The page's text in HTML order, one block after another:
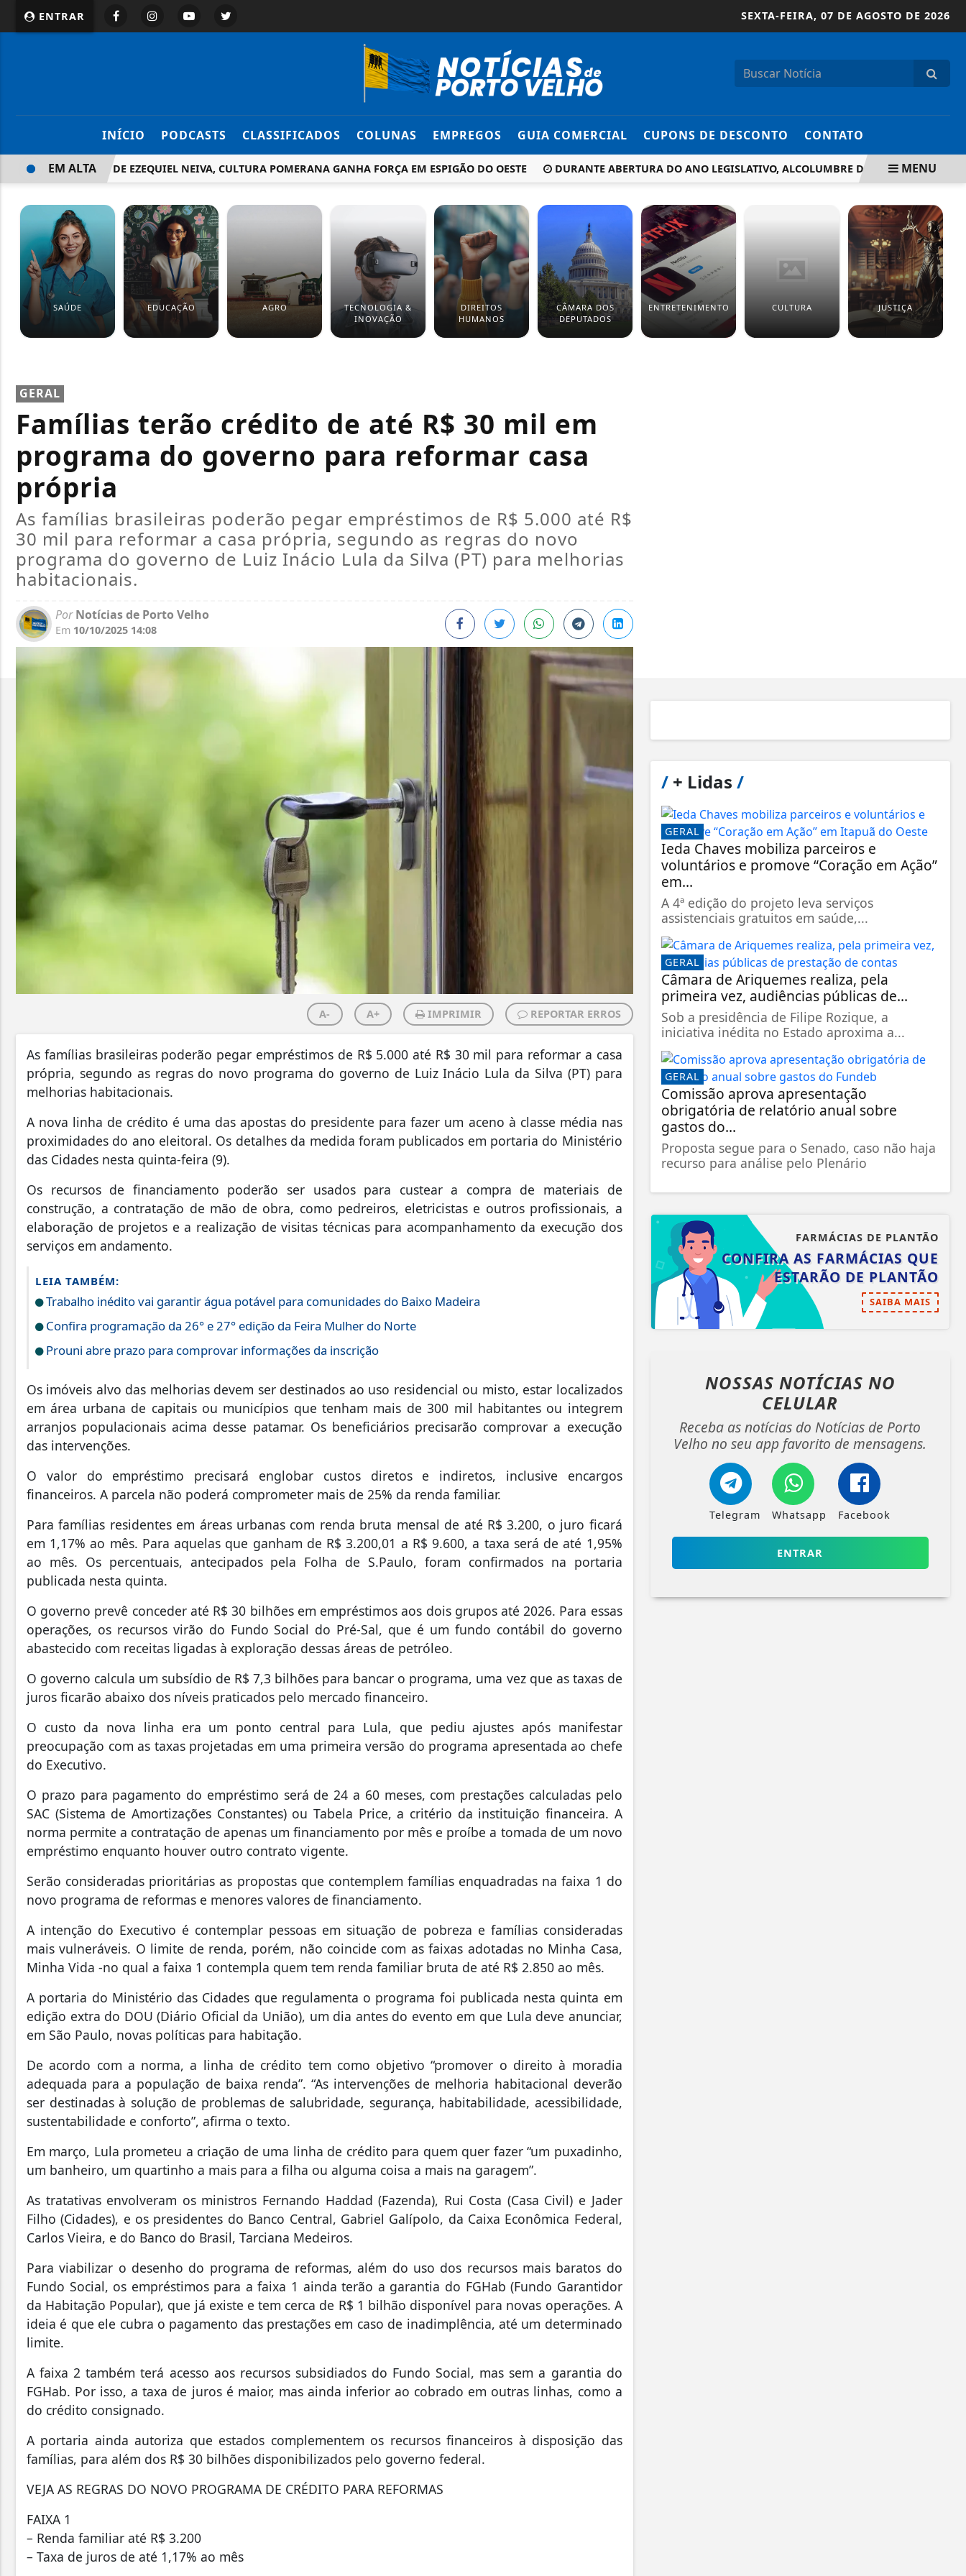
ENTRAR SEXTA-FEIRA, 07 DE AGOSTO DE 2026
INÍCIO PODCASTS CLASSIFICADOS COLUNAS EMPREGOS GUIA COMERCIAL CUPONS DE DESCONTO CONTATO
COM APOIO DE EZEQUIEL NEIVA, CULTURA POMERANA GANHA FORÇA EM ESPIGÃO DO OESTE DURANTE ABERTURA DO ANO LEGISLATIVO, ALCOLUMBRE DEFENDE DIÁLOGO E
EM ALTA MENU
SAÚDE EDUCAÇÃO AGRO
TECNOLOGIA &
INOVAÇÃO
DIREITOS
HUMANOS
CÂMARA DOS
DEPUTADOS
ENTRETENIMENTO CULTURA JUSTIÇA
GERAL
Famílias terão crédito de até R$ 30 mil em
programa do governo para reformar casa
própria
As famílias brasileiras poderão pegar empréstimos de R$ 5.000 até R$
30 mil para reformar a casa própria, segundo as regras do novo
programa do governo de Luiz Inácio Lula da Silva (PT) para melhorias
habitacionais.
PorNotícias de Porto Velho
Em 10/10/2025 14:08
A- A+ IMPRIMIR REPORTAR ERROS
As famílias brasileiras poderão pegar empréstimos de R$ 5.000 até R$ 30 mil para reformar a casa
própria, segundo as regras do novo programa do governo de Luiz Inácio Lula da Silva (PT) para
melhorias habitacionais.
A nova linha de crédito é uma das apostas do presidente para fazer um aceno à classe média nas
proximidades do ano eleitoral. Os detalhes da medida foram publicados em portaria do Ministério
das Cidades nesta quinta-feira (9).
Os recursos de financiamento poderão ser usados para custear a compra de materiais de
construção, a contratação de mão de obra, como pedreiros, eletricistas e outros profissionais, a
elaboração de projetos e a realização de visitas técnicas para acompanhamento da execução dos
serviços em andamento.
LEIA TAMBÉM:
Trabalho inédito vai garantir água potável para comunidades do Baixo Madeira
Confira programação da 26° e 27° edição da Feira Mulher do Norte
Prouni abre prazo para comprovar informações da inscrição
Os imóveis alvo das melhorias devem ser destinados ao uso residencial ou misto, estar localizados
em área urbana de capitais ou municípios que tenham mais de 300 mil habitantes ou integrem
arranjos populacionais acima desse patamar. Os beneficiários precisarão comprovar a execução
das intervenções.
O valor do empréstimo precisará englobar custos diretos e indiretos, inclusive encargos
financeiros. A parcela não poderá comprometer mais de 25% da renda familiar.
Para famílias residentes em áreas urbanas com renda bruta mensal de até R$ 3.200, o juro ficará
em 1,17% ao mês. Para aquelas que ganham de R$ 3.200,01 a R$ 9.600, a taxa será de até 1,95%
ao mês. Os percentuais, antecipados pela Folha de S.Paulo, foram confirmados na portaria
publicada nesta quinta.
O governo prevê conceder até R$ 30 bilhões em empréstimos aos dois grupos até 2026. Para essas
operações, os recursos virão do Fundo Social do Pré-Sal, que é um fundo contábil do governo
abastecido com receitas ligadas à exploração dessas áreas de petróleo.
O governo calcula um subsídio de R$ 7,3 bilhões para bancar o programa, uma vez que as taxas de
juros ficarão abaixo dos níveis praticados pelo mercado financeiro.
O custo da nova linha era um ponto central para Lula, que pediu ajustes após manifestar
preocupação com as taxas projetadas em uma primeira versão do programa apresentada ao chefe
do Executivo.
O prazo para pagamento do empréstimo será de 24 a 60 meses, com prestações calculadas pelo
SAC (Sistema de Amortizações Constantes) ou Tabela Price, a critério da instituição financeira. A
norma permite a contratação de apenas um financiamento por mês e proíbe a tomada de um novo
empréstimo enquanto houver outro contrato vigente.
Serão consideradas prioritárias as propostas que contemplem famílias enquadradas na faixa 1 do
novo programa de reformas e menores valores de financiamento.
A intenção do Executivo é contemplar pessoas em situação de pobreza e famílias consideradas
mais vulneráveis. O limite de renda, porém, não coincide com as faixas adotadas no Minha Casa,
Minha Vida -no qual a faixa 1 contempla quem tem renda familiar bruta de até R$ 2.850 ao mês.
A portaria do Ministério das Cidades que regulamenta o programa foi publicada nesta quinta em
edição extra do DOU (Diário Oficial da União), um dia antes do evento em que Lula deve anunciar,
em São Paulo, novas políticas para habitação.
De acordo com a norma, a linha de crédito tem como objetivo “promover o direito à moradia
adequada para a população de baixa renda”. “As intervenções de melhoria habitacional deverão
ser destinadas à solução de problemas de salubridade, segurança, habitabilidade, acessibilidade,
sustentabilidade e conforto”, afirma o texto.
Em março, Lula prometeu a criação de uma linha de crédito para quem quer fazer “um puxadinho,
um banheiro, um quartinho a mais para a filha ou alguma coisa a mais na garagem”.
As tratativas envolveram os ministros Fernando Haddad (Fazenda), Rui Costa (Casa Civil) e Jader
Filho (Cidades), e os presidentes do Banco Central, Gabriel Galípolo, da Caixa Econômica Federal,
Carlos Vieira, e do Banco do Brasil, Tarciana Medeiros.
Para viabilizar o desenho do programa de reformas, além do uso dos recursos mais baratos do
Fundo Social, os empréstimos para a faixa 1 ainda terão a garantia do FGHab (Fundo Garantidor
da Habitação Popular), que já existe e tem cerca de R$ 1 bilhão disponível para novas operações. A
ideia é que ele cubra o pagamento das prestações em caso de inadimplência, até um determinado
limite.
A faixa 2 também terá acesso aos recursos subsidiados do Fundo Social, mas sem a garantia do
FGHab. Por isso, a taxa de juros é maior, mas ainda inferior ao cobrado em outras linhas, como a
do crédito consignado.
A portaria ainda autoriza que estados complementem os recursos financeiros à disposição das
famílias, para além dos R$ 30 bilhões disponibilizados pelo governo federal.
VEJA AS REGRAS DO NOVO PROGRAMA DE CRÉDITO PARA REFORMAS
FAIXA 1
– Renda familiar até R$ 3.200
– Taxa de juros de até 1,17% ao mês
/+ Lidas /
GERAL
Ieda Chaves mobiliza parceiros e
voluntários e promove “Coração em Ação”
em...
A 4ª edição do projeto leva serviços
assistenciais gratuitos em saúde,...
GERAL
Câmara de Ariquemes realiza, pela
primeira vez, audiências públicas de...
Sob a presidência de Filipe Rozique, a
iniciativa inédita no Estado aproxima a...
GERAL
Comissão aprova apresentação
obrigatória de relatório anual sobre
gastos do...
Proposta segue para o Senado, caso não haja
recurso para análise pelo Plenário
FARMÁCIAS DE PLANTÃO
CONFIRA AS FARMÁCIAS QUE
ESTARÃO DE PLANTÃO
SAIBA MAIS
NOSSAS NOTÍCIAS NO
CELULAR
Receba as notícias do Notícias de Porto
Velho no seu app favorito de mensagens.
Telegram Whatsapp Facebook
ENTRAR